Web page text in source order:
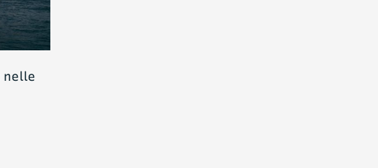
nelle